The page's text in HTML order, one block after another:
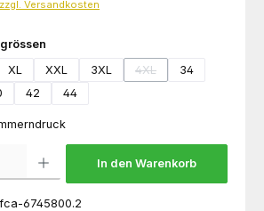
Versandkosten
XL XXL 3XL 4XL
(Diese Option ist
34
42 44
In den Warenkorb
fca-6745800.2